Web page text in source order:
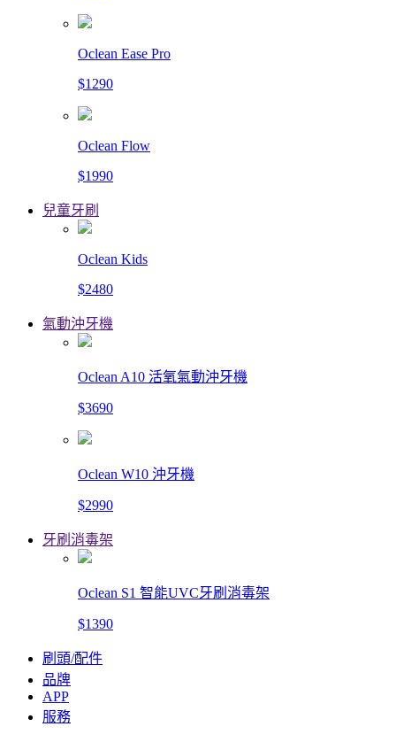
Oclean Ease Pro
$1290
Oclean Flow
$1990
兒童牙刷
Oclean Kids
$2480
氣動沖牙機
Oclean A10 活氧氣動沖牙機
$3690
Oclean W10 沖牙機
$2990
牙刷消毒架
Oclean S1 智能UVC牙刷消毒架
$1390
刷頭/配件
品牌
APP
服務